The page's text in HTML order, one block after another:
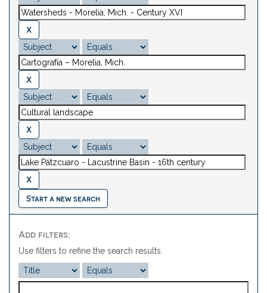
Start a new search
Add filters:
Use filters to refine the search results.